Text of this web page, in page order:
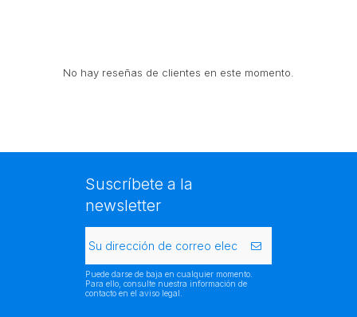
No hay reseñas de clientes en este momento.
Suscríbete a la
newsletter
Puede darse de baja en cualquier momento.
Para ello, consulte nuestra información de
contacto en el aviso legal.